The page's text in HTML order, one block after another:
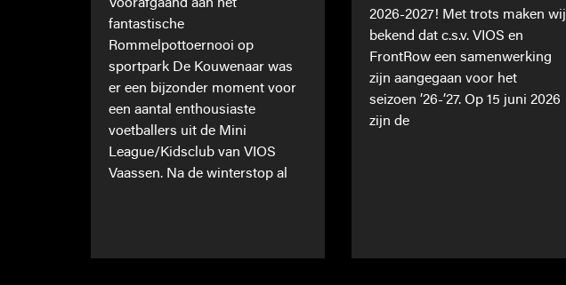
Voorafgaand aan het
fantastische
Rommelpottoernooi op
sportpark De Kouwenaar was
er een bijzonder moment voor
een aantal enthousiaste
voetballers uit de Mini
League/Kidsclub van VIOS
Vaassen. Na de winterstop al
2026-2027! Met trots maken wij
bekend dat c.s.v. VIOS en
FrontRow een samenwerking
zijn aangegaan voor het
seizoen ’26-’27. Op 15 juni 2026
zijn de